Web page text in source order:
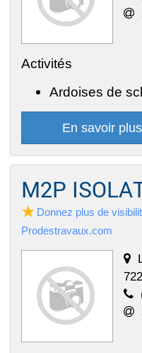
Activités
Ardoises de
En savoir
M2P
Donnez plus de
Prodestravaux.com